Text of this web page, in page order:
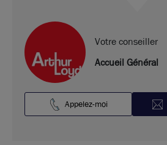
Votre conseiller
Accueil Général
Appelez-moi